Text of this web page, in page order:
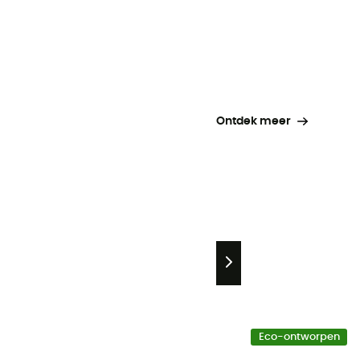
Ontdek meer
Eco-ontworpen